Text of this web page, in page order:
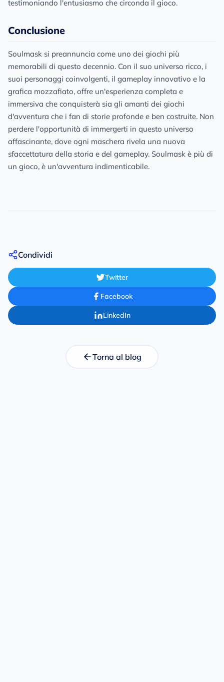
testimoniando l'entusiasmo che circonda il gioco.
Conclusione
Soulmask si preannuncia come uno dei giochi più
memorabili di questo decennio. Con il suo universo ricco, i
suoi personaggi coinvolgenti, il gameplay innovativo e la
grafica mozzafiato, offre un'esperienza completa e
immersiva che conquisterà sia gli amanti dei giochi
d'avventura che i fan di storie profonde e ben costruite. Non
perdere l'opportunità di immergerti in questo universo
affascinante, dove ogni maschera rivela una nuova
sfaccettatura della storia e del gameplay. Soulmask è più di
un gioco, è un'avventura indimenticabile.
Condividi
Twitter
Facebook
LinkedIn
Torna al blog